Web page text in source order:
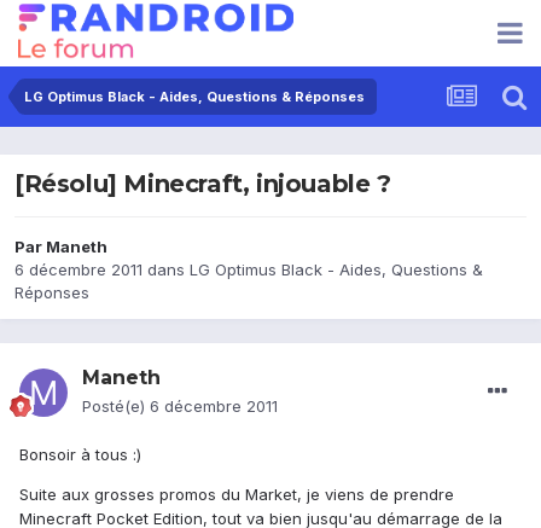
LG Optimus Black - Aides, Questions & Réponses
[Résolu] Minecraft, injouable ?
Par Maneth
6 décembre 2011 dans LG Optimus Black - Aides, Questions &
Réponses
Maneth
Posté(e) 6 décembre 2011
Bonsoir à tous :)
Suite aux grosses promos du Market, je viens de prendre
Minecraft Pocket Edition, tout va bien jusqu'au démarrage de la